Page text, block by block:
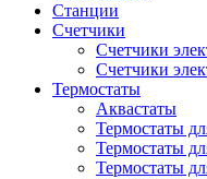
Станции
Счетчики
Счетчики
Счетчики
Термостаты
Аквастаты
Термостаты
Термостаты
Термостаты